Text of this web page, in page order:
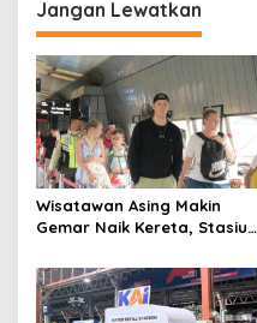
Publik
Jangan Lewatkan
Wisatawan Asing Makin
Gemar Naik Kereta, Stasiun
Utama di Jawa Barat